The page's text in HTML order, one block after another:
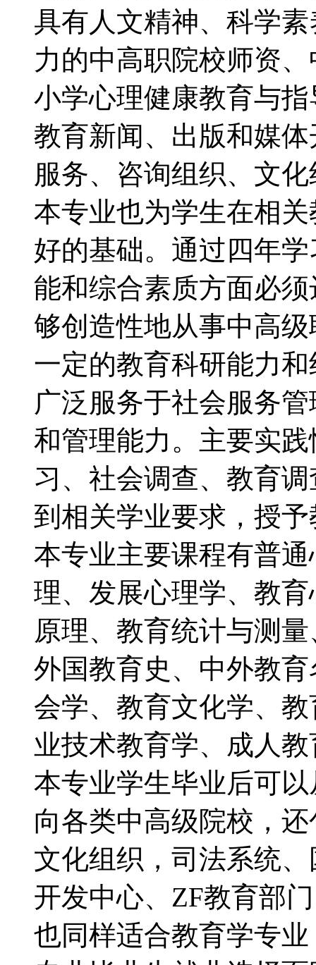
具有人文精神、科学
力的中高职院校师资
小学心理健康教育与
教育新闻、出版和媒
服务、咨询组织、文
本专业也为学生在相
好的基础。通过四年
能和综合素质方面必
够创造性地从事中高
一定的教育科研能力
广泛服务于社会服务
和管理能力。主要实
习、社会调查、教育
到相关学业要求，授
本专业主要课程有普
理、发展心理学、教
原理、教育统计与测
外国教育史、中外教
会学、教育文化学、
业技术教育学、成人
本专业学生毕业后可
向各类中高级院校，
文化组织，司法系统
开发中心、ZF教育部
也同样适合教育学专